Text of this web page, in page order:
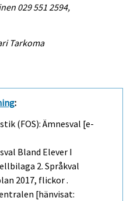
029 551 2594,
Tarkoma
:
(FOS): Ämnesval [e-
Bland Elever I
2. Språkval
2017, flickor .
[hänvisat: